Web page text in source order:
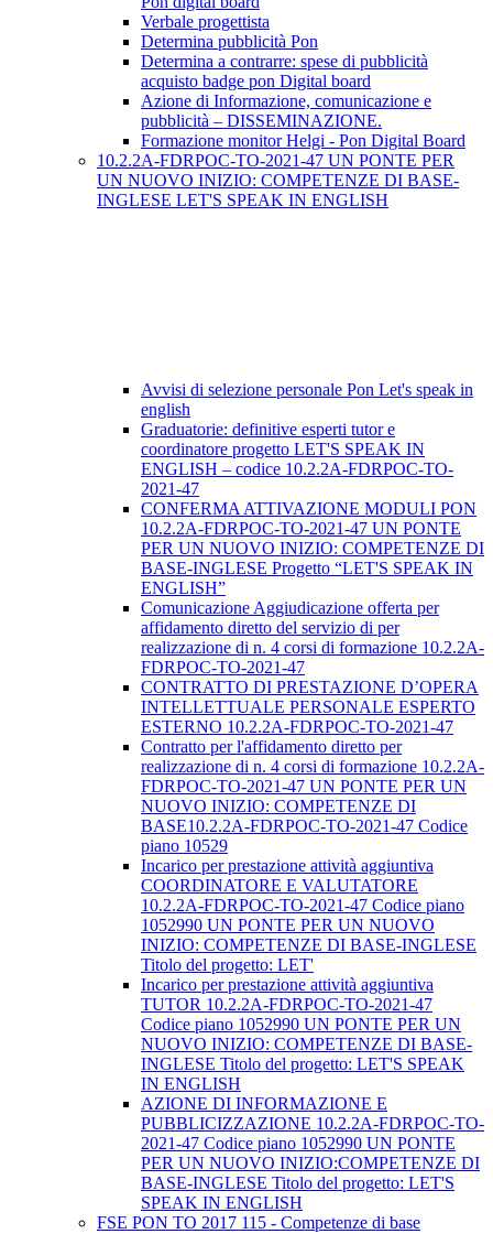
Verbale progettista
Determina pubblicità Pon
Determina a contrarre: spese di pubblicità
acquisto badge pon Digital board
Azione di Informazione, comunicazione e
pubblicità – DISSEMINAZIONE.
Formazione monitor Helgi - Pon Digital Board
10.2.2A-FDRPOC-TO-2021-47 UN PONTE PER
UN NUOVO INIZIO: COMPETENZE DI BASE-
INGLESE LET'S SPEAK IN ENGLISH
Avvisi di selezione personale Pon Let's speak in
english
Graduatorie: definitive esperti tutor e
coordinatore progetto LET'S SPEAK IN
ENGLISH – codice 10.2.2A-FDRPOC-TO-
2021-47
CONFERMA ATTIVAZIONE MODULI PON
10.2.2A-FDRPOC-TO-2021-47 UN PONTE
PER UN NUOVO INIZIO: COMPETENZE DI
BASE-INGLESE Progetto “LET'S SPEAK IN
ENGLISH”
Comunicazione Aggiudicazione offerta per
affidamento diretto del servizio di per
realizzazione di n. 4 corsi di formazione 10.2.2A-
FDRPOC-TO-2021-47
CONTRATTO DI PRESTAZIONE D’OPERA
INTELLETTUALE PERSONALE ESPERTO
ESTERNO 10.2.2A-FDRPOC-TO-2021-47
Contratto per l'affidamento diretto per
realizzazione di n. 4 corsi di formazione 10.2.2A-
FDRPOC-TO-2021-47 UN PONTE PER UN
NUOVO INIZIO: COMPETENZE DI
BASE10.2.2A-FDRPOC-TO-2021-47 Codice
piano 10529
Incarico per prestazione attività aggiuntiva
COORDINATORE E VALUTATORE
10.2.2A-FDRPOC-TO-2021-47 Codice piano
1052990 UN PONTE PER UN NUOVO
INIZIO: COMPETENZE DI BASE-INGLESE
Titolo del progetto: LET'
Incarico per prestazione attività aggiuntiva
TUTOR 10.2.2A-FDRPOC-TO-2021-47
Codice piano 1052990 UN PONTE PER UN
NUOVO INIZIO: COMPETENZE DI BASE-
INGLESE Titolo del progetto: LET'S SPEAK
IN ENGLISH
AZIONE DI INFORMAZIONE E
PUBBLICIZZAZIONE 10.2.2A-FDRPOC-TO-
2021-47 Codice piano 1052990 UN PONTE
PER UN NUOVO INIZIO:COMPETENZE DI
BASE-INGLESE Titolo del progetto: LET'S
SPEAK IN ENGLISH
FSE PON TO 2017 115 - Competenze di base